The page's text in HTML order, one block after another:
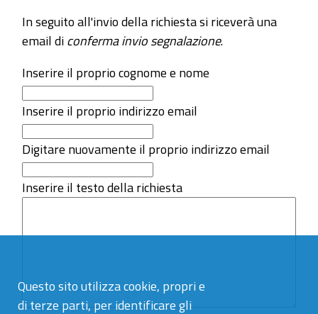
Questo sito utilizza cookie, propri e
di terze parti, per identificare gli
In seguito all'invio della richiesta si riceverà una
email diconferma invio segnalazione.
Inserire il proprio cognome e nome
Inserire il proprio indirizzo email
Digitare nuovamente il proprio indirizzo email
Inserire il testo della richiesta